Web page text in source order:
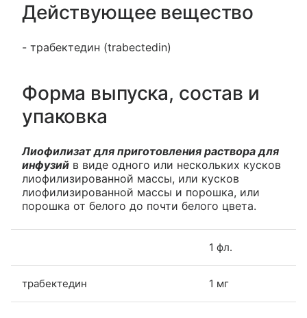
Действующее вещество
- трабектедин (trabectedin)
Форма выпуска, состав и
упаковка
Лиофилизат для приготовления раствора для
инфузий в виде одного или нескольких кусков
лиофилизированной массы, или кусков
лиофилизированной массы и порошка, или
порошка от белого до почти белого цвета.
1 фл.
трабектедин 1 мг